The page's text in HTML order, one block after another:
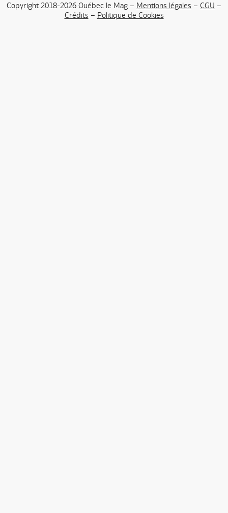
Copyright 2018-2026 Québec le Mag – Mentions légales – CGU –
Crédits – Politique de Cookies